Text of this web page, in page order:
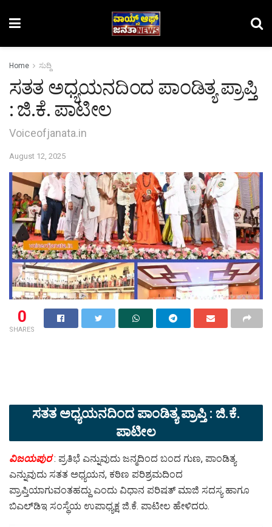
Home ಸುದ್ದಿ
ಸತತ ಅಧ್ಯಯನದಿಂದ ಪಾಂಡಿತ್ಯ ಪ್ರಾಪ್ತಿ
: ಜಿ.ಕೆ. ಪಾಟೀಲ
Voiceofjanata.in
August 12, 2025
0
SHARES
ಸತತ ಅಧ್ಯಯನದಿಂದ ಪಾಂಡಿತ್ಯ ಪ್ರಾಪ್ತಿ : ಜಿ.ಕೆ.
ಪಾಟೀಲ
ವಿಜಯಪುರ: ಪ್ರತಿಭೆ ಎನ್ನುವುದು ಜನ್ಮದಿಂದ ಬಂದ ಗುಣ, ಪಾಂಡಿತ್ಯ
ಎನ್ನುವುದು ಸತತ ಅಧ್ಯಯನ, ಕಠಿಣ ಪರಿಶ್ರಮದಿಂದ
ಪ್ರಾಪ್ತಿಯಾಗುವಂತಹದ್ದು ಎಂದು ವಿಧಾನ ಪರಿಷತ್ ಮಾಜಿ ಸದಸ್ಯ ಹಾಗೂ
ಬಿಎಲ್‌ಡಿಇ ಸಂಸ್ಥೆಯ ಉಪಾಧ್ಯಕ್ಷ ಜಿ.ಕೆ. ಪಾಟೀಲ ಹೇಳಿದರು.